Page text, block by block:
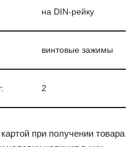
на DIN-рейку
винтовые зажимы
2
при получении товара